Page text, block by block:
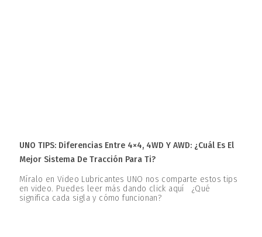
UNO TIPS: Diferencias Entre 4×4, 4WD Y AWD: ¿Cuál Es El
Mejor Sistema De Tracción Para Ti?
Míralo en Video Lubricantes UNO nos comparte estos tips
en video. Puedes leer más dando click aquí ¿Qué
significa cada sigla y cómo funcionan?